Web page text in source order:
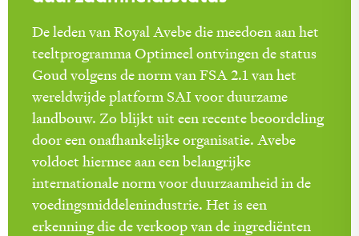
De leden van Royal Avebe die meedoen aan het
teeltprogramma Optimeel ontvingen de status
Goud volgens de norm van FSA 2.1 van het
wereldwijde platform SAI voor duurzame
landbouw. Zo blijkt uit een recente beoordeling
door een onafhankelijke organisatie. Avebe
voldoet hiermee aan een belangrijke
internationale norm voor duurzaamheid in de
voedingsmiddelenindustrie. Het is een
erkenning die de verkoop van de ingrediënten